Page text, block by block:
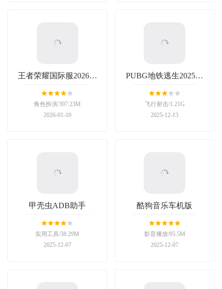
王者荣耀国际服2026最
角色扮演/397.23M
2026-01-10
PUBG地铁逃生2025最
飞行射击/1.21G
2025-12-13
甲壳虫ADB助手
实用工具/38.29M
2025-12-07
酷狗音乐车机版
影音播放/95.5M
2025-12-07